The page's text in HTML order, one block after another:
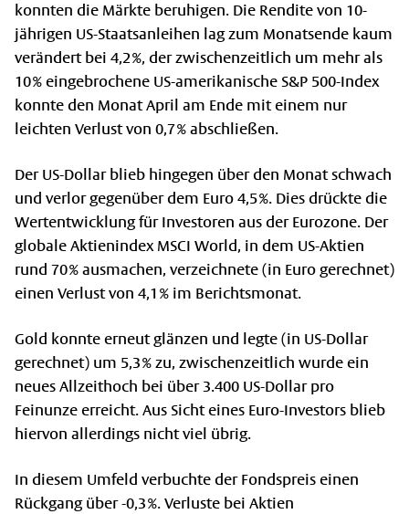
konnten die Märkte beruhigen. Die Rendite von 10-
jährigen US-Staatsanleihen lag zum Monatsende kaum
verändert bei 4,2 %, der zwischenzeitlich um mehr als
10 % eingebrochene US-amerikanische S&P 500-Index
konnte den Monat April am Ende mit einem nur
leichten Verlust von 0,7 % abschließen.
Der US-Dollar blieb hingegen über den Monat schwach
und verlor gegenüber dem Euro 4,5 %. Dies drückte die
Wertentwicklung für Investoren aus der Eurozone. Der
globale Aktienindex MSCI World, in dem US-Aktien
rund 70 % ausmachen, verzeichnete (in Euro gerechnet)
einen Verlust von 4,1 % im Berichtsmonat.
Gold konnte erneut glänzen und legte (in US-Dollar
gerechnet) um 5,3 % zu, zwischenzeitlich wurde ein
neues Allzeithoch bei über 3.400 US-Dollar pro
Feinunze erreicht. Aus Sicht eines Euro-Investors blieb
hiervon allerdings nicht viel übrig.
In diesem Umfeld verbuchte der Fondspreis einen
Rückgang über -0,3 %. Verluste bei Aktien